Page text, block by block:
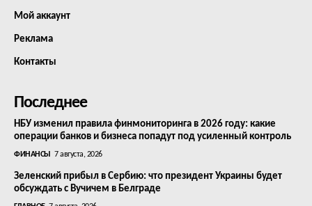
Мой аккаунт
Реклама
Контакты
Последнее
НБУ изменил правила финмониторинга в 2026 году: какие
операции банков и бизнеса попадут под усиленный контроль
ФИНАНСЫ 7 августа, 2026
Зеленский прибыл в Сербию: что президент Украины будет
обсуждать с Вучичем в Белграде